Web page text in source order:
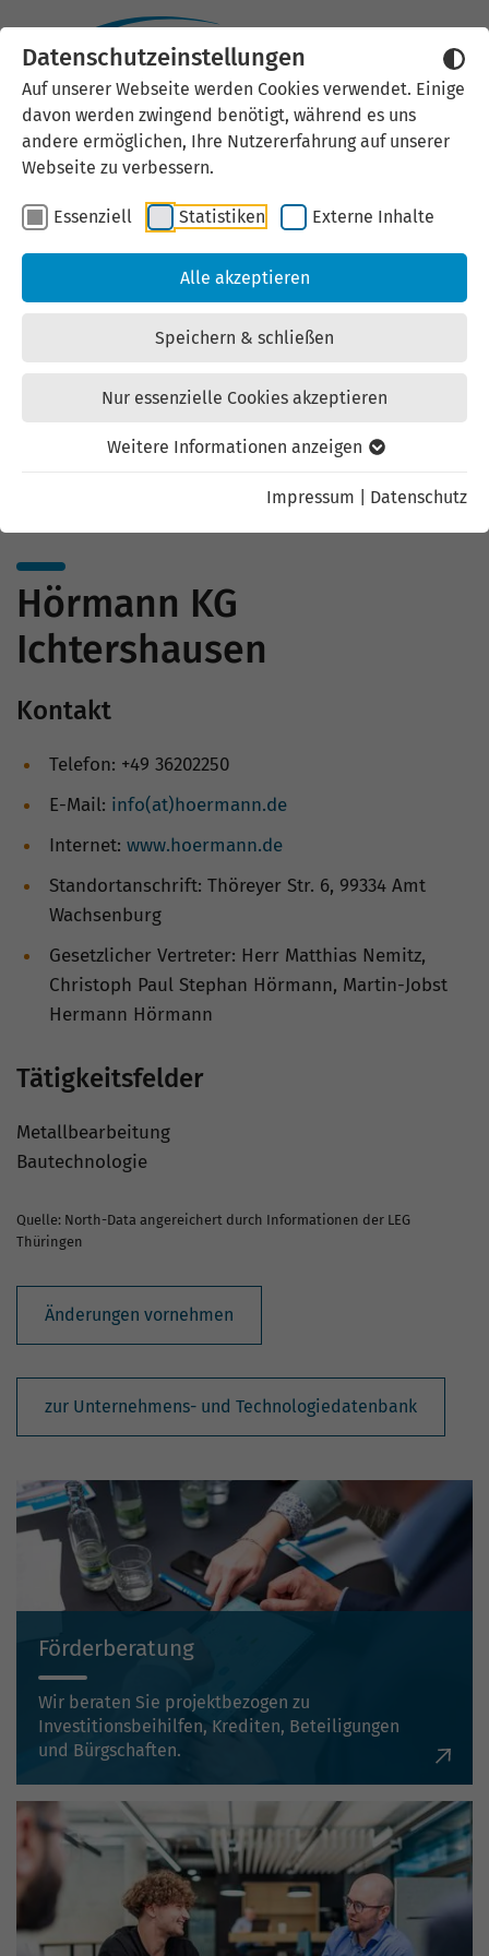
Datenschutzeinstellungen
Auf unserer Webseite werden Cookies verwendet. Einige
davon werden zwingend benötigt, während es uns
andere ermöglichen, Ihre Nutzererfahrung auf unserer
Webseite zu verbessern.
Essenziell Statistiken Externe Inhalte
Alle akzeptieren
Speichern & schließen
Nur essenzielle Cookies akzeptieren
Weitere Informationen anzeigen
Impressum Datenschutz
Externen Inhalt laden
Wir verwenden auf unserer
Website externe Inhalte, um Ihnen
zusätzliche Informationen
anzubieten. Einige externe Inhalte
(z.B. Google Maps, Youtube)
können persönliche Daten (z.B. IP-
Mit der Bestätigung erklären Sie
Hörmann KG
Ichtershausen
Kontakt
Telefon: +49 36202250
E-Mail: info(at)hoermann.de
Internet: www.hoermann.de
Standortanschrift: Thöreyer Str. 6, 99334 Amt
Wachsenburg
Gesetzlicher Vertreter: Herr Matthias Nemitz,
Christoph Paul Stephan Hörmann, Martin-Jobst
Hermann Hörmann
Tätigkeitsfelder
Metallbearbeitung
Bautechnologie
Quelle: North-Data angereichert durch Informationen der LEG
Thüringen
Änderungen vornehmen
zur Unternehmens- und Technologiedatenbank
Förderberatung
Wir beraten Sie projektbezogen zu
Investitionsbeihilfen, Krediten, Beteiligungen
und Bürgschaften.